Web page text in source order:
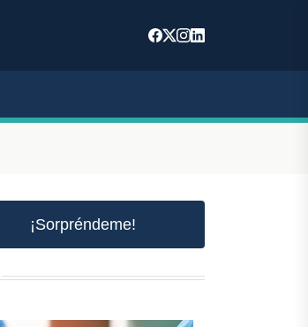
¡Sorpréndeme!